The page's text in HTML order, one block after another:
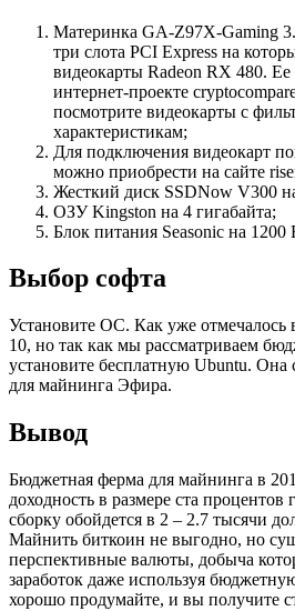
Материнка GA-Z97X-Gaming
три слота PCI Express на
видеокарты Radeon RX 480.
интернет-проекте
посмотрите видеокарты с
характеристикам;
Для подключения видеокарт
можно приобрести на сайте
Жесткий диск SSDNow V300
ОЗУ Kingston на 4 гигабайта;
Блок питания Seasonic на 1200
Выбор софта
Установите ОС. Как уже
10, но так как мы рассматриваем
установите бесплатную Ubuntu. Она
для майнинга Эфира.
Вывод
Бюджетная ферма для майнинга в
доходность в размере ста процентов
сборку обойдется в 2 – 2.7 тысячи
Майнить биткоин не выгодно, но
перспективные валюты, добыча
заработок даже используя
хорошо продумайте, и вы получите